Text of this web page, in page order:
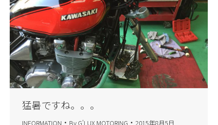
猛暑ですね。。。
INFORMATION By G'LUX MOTORING 2015年8月5日